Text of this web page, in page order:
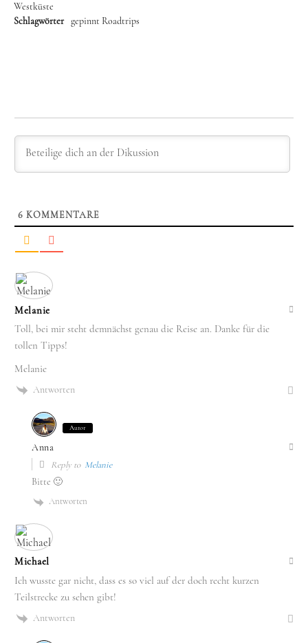
Westküste
Schlagwörter gepinnt Roadtrips
6 KOMMENTARE
Melanie
Toll, bei mir steht demnächst genau die Reise an. Danke für die
tollen Tipps!
Melanie
Antworten
Autor
Anna
Reply to Melanie
Bitte 🙂
Antworten
Michael
Ich wusste gar nicht, dass es so viel auf der doch recht kurzen
Teilstrecke zu sehen gibt!
Antworten